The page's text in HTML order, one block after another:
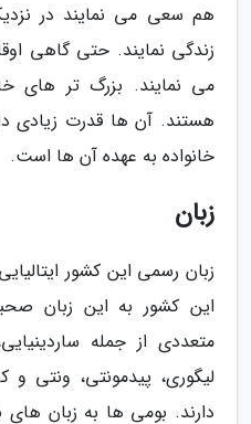
هم سعی می نمایند در
زندگی نمایند. حتی گاهی
می نمایند. بزرگ تر های
هستند. آن ها قدرت زیادی
خانواده به عهده آن ها است.
زبان
این کشور به این زبان
متعددی از جمله
لیگوری، پیدمونتی، ونتی و